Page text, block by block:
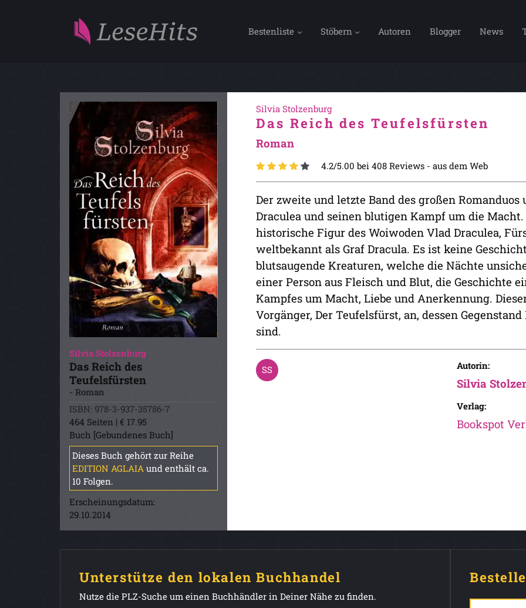
Bestenliste Stöbern Autoren Blogger News
Silvia Stolzenburg
Das Reich des
Teufelsfürsten
- Roman
ISBN: 978-3-937-35786-7
464 Seiten | € 17.95
Buch [Gebundenes Buch]
Dieses Buch gehört zur Reihe
EDITION AGLAIA und enthält ca.
10 Folgen.
Erscheinungsdatum:
29.10.2014
Silvia Stolzenburg
Das Reich des Teufelsfürsten
Roman
4.2/5.00 bei 408 Reviews - aus dem Web
Der zweite und letzte Band des großen
Draculea und seinen blutigen Kampf um die
historische Figur des Woiwoden Vlad Draculea,
weltbekannt als Graf Dracula. Es ist keine
blutsaugende Kreaturen, welche die Nächte
einer Person aus Fleisch und Blut, die Geschichte
Kampfes um Macht, Liebe und Anerkennung.
Vorgänger, Der Teufelsfürst, an, dessen
sind.
Autorin:
Silvia
Verlag:
Bookspot
Unterstütze den lokalen Buchhandel
Nutze die PLZ-Suche um einen Buchhändler in Deiner Nähe zu finden.